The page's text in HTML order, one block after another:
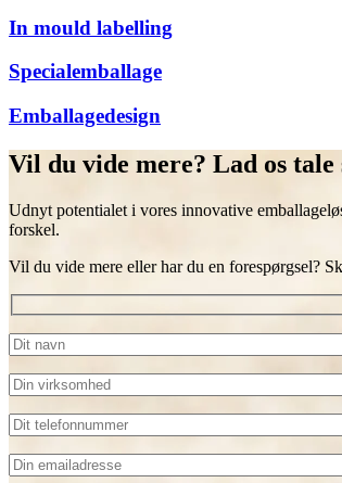
In mould labelling
Specialemballage
Emballagedesign
Vil du vide mere? Lad os tale
Udnyt potentialet i vores innovative
forskel.
Vil du vide mere eller har du en forespørgsel?